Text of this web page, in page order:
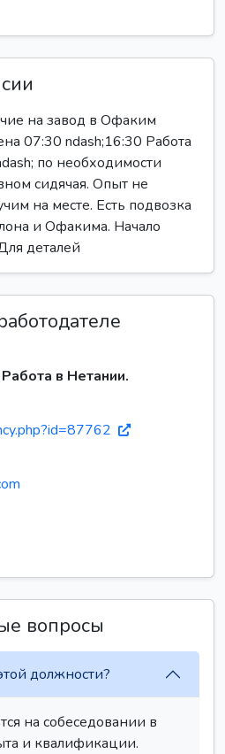
на завод в Офаким
07:30 ndash;16:30 Работа
по необходимости
сидячая. Опыт не
на месте. Есть подвозка
и Офакима. Начало
деталей
в Нетании.
вопросы
должности?
на собеседовании в
и квалификации.